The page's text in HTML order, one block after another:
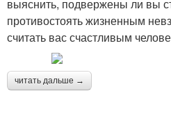
выяснить, подвержены ли вы
противостоять жизненным
считать вас счастливым
читать дальше →